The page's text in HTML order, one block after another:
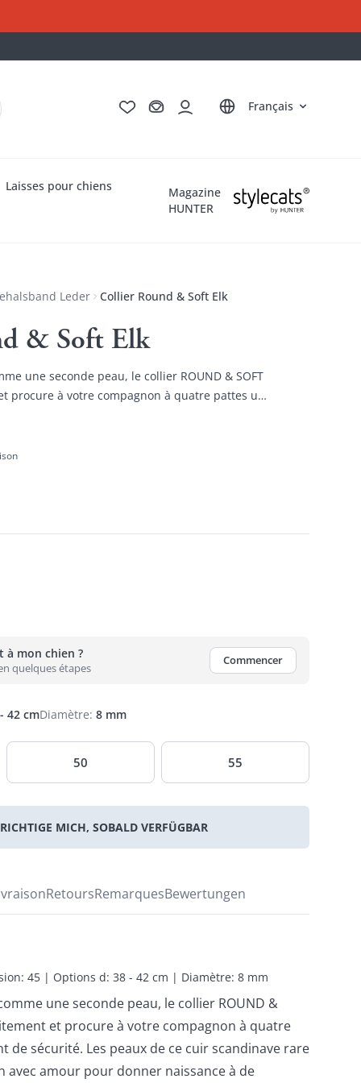
Deutsch
English
Italiano
Nederlands
Français
Laisses pour chiens
Magazine
HUNTER
Leder Collier Round & Soft Elk
& Soft Elk
une seconde peau, le collier ROUND & SOFT
procure à votre compagnon à quatre pattes un
à mon chien ?
quelques étapes
Commencer
42 cmDiamètre: 8 mm
50 55
MICH, SOBALD VERFÜGBAR
RetoursRemarquesBewertungen
45 | Options d: 38 - 42 cm | Diamètre: 8 mm
une seconde peau, le collier ROUND &
et procure à votre compagnon à quatre
de sécurité. Les peaux de ce cuir scandinave rare
avec amour pour donner naissance à de